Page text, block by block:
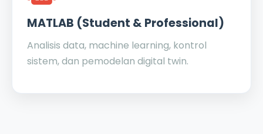
MATLAB (Student & Professional)
Analisis data, machine learning, kontrol
sistem, dan pemodelan digital twin.